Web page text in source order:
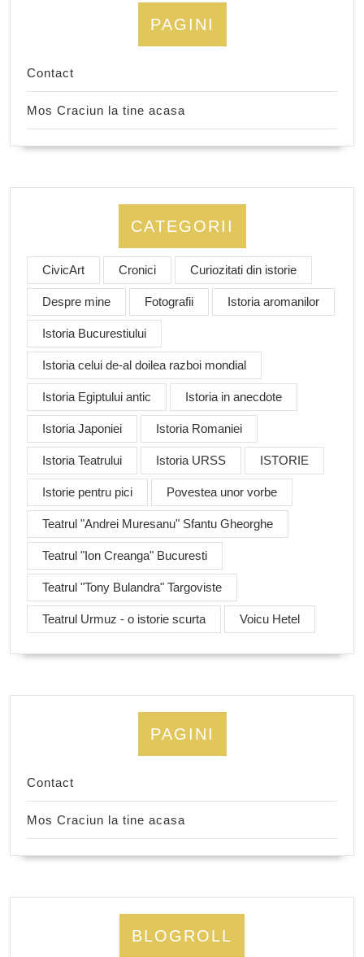
PAGINI
Contact
Mos Craciun la tine acasa
CATEGORII
CivicArt Cronici Curiozitati din istorie
Despre mine Fotografii Istoria aromanilor
Istoria Bucurestiului
Istoria celui de-al doilea razboi mondial
Istoria Egiptului antic Istoria in anecdote
Istoria Japoniei Istoria Romaniei
Istoria Teatrului Istoria URSS ISTORIE
Istorie pentru pici Povestea unor vorbe
Teatrul "Andrei Muresanu" Sfantu Gheorghe
Teatrul "Ion Creanga" Bucuresti
Teatrul "Tony Bulandra" Targoviste
Teatrul Urmuz - o istorie scurta Voicu Hetel
PAGINI
Contact
Mos Craciun la tine acasa
BLOGROLL